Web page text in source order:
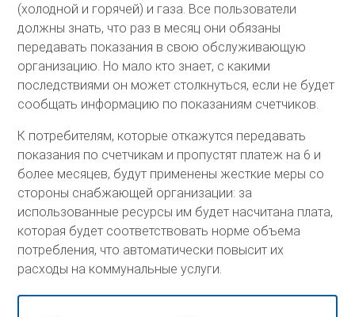
(холодной и горячей) и газа. Все пользователи
должны знать, что раз в месяц они обязаны
передавать показания в свою обслуживающую
организацию. Но мало кто знает, с какими
последствиями он может столкнуться, если не будет
сообщать информацию по показаниям счетчиков.
К потребителям, которые откажутся передавать
показания по счетчикам и пропустят платеж на 6 и
более месяцев, будут применены жесткие меры со
стороны снабжающей организации: за
использованные ресурсы им будет насчитана плата,
которая будет соответствовать норме объема
потребления, что автоматически повысит их
расходы на коммунальные услуги.